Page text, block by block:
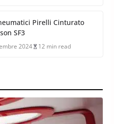
Pirelli Cinturato
SF3
2024 12 min read